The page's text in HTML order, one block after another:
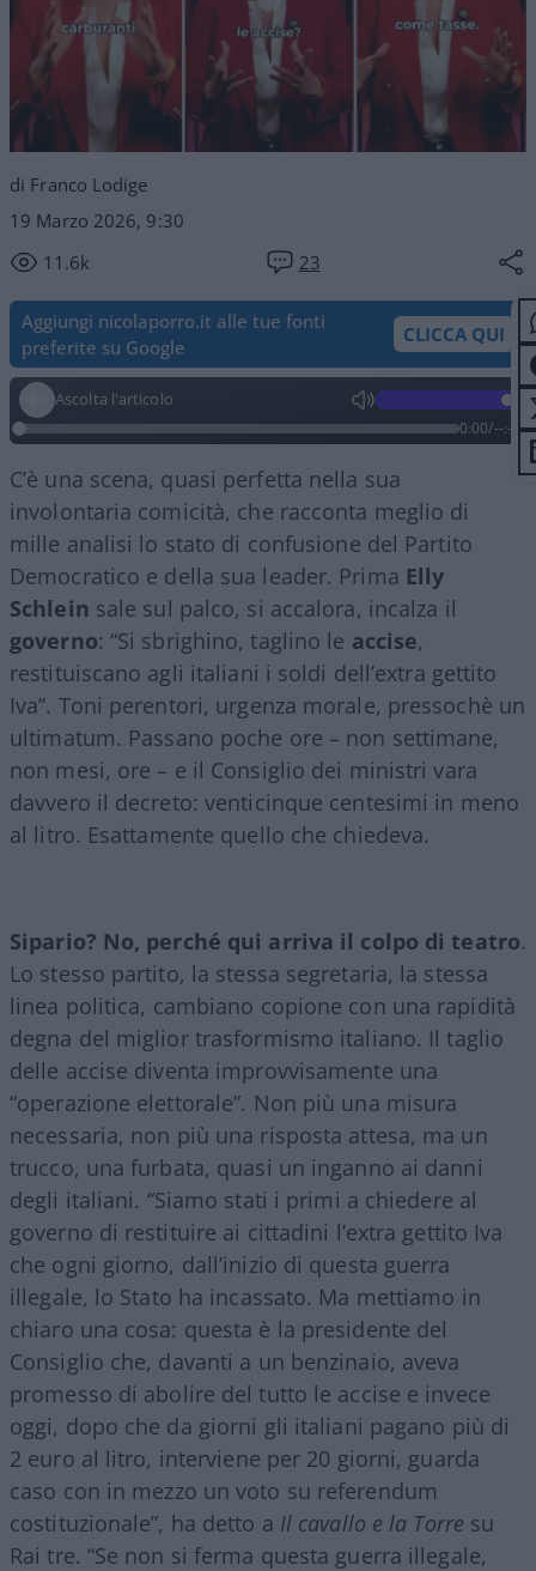
di Franco Lodige
19 Marzo 2026, 9:30
11.6k
23
Aggiungi nicolaporro.it alle tue fonti
preferite su Google
CLICCA QUI
Ascolta l'articolo
0:00/--:--
C’è una scena, quasi perfetta nella sua
involontaria comicità, che racconta meglio di
mille analisi lo stato di confusione del Partito
Democratico e della sua leader. Prima Elly
Schlein sale sul palco, si accalora, incalza il
governo: “Si sbrighino, taglino le accise,
restituiscano agli italiani i soldi dell’extra gettito
Iva”. Toni perentori, urgenza morale, pressochè un
ultimatum. Passano poche ore – non settimane,
non mesi, ore – e il Consiglio dei ministri vara
davvero il decreto: venticinque centesimi in meno
al litro. Esattamente quello che chiedeva.
Sipario? No, perché qui arriva il colpo di teatro.
Lo stesso partito, la stessa segretaria, la stessa
linea politica, cambiano copione con una rapidità
degna del miglior trasformismo italiano. Il taglio
delle accise diventa improvvisamente una
“operazione elettorale”. Non più una misura
necessaria, non più una risposta attesa, ma un
trucco, una furbata, quasi un inganno ai danni
degli italiani. “Siamo stati i primi a chiedere al
governo di restituire ai cittadini l’extra gettito Iva
che ogni giorno, dall’inizio di questa guerra
illegale, lo Stato ha incassato. Ma mettiamo in
chiaro una cosa: questa è la presidente del
Consiglio che, davanti a un benzinaio, aveva
promesso di abolire del tutto le accise e invece
oggi, dopo che da giorni gli italiani pagano più di
2 euro al litro, interviene per 20 giorni, guarda
caso con in mezzo un voto su referendum
costituzionale”, ha detto a Il cavallo e la Torre su
Rai tre. “Se non si ferma questa guerra illegale,